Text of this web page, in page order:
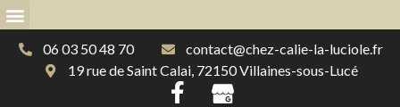
06 03 50 48 70
contact@chez-calie-la-luciole.fr
19 rue de Saint Calai, 72150 Villaines-sous-Lucé